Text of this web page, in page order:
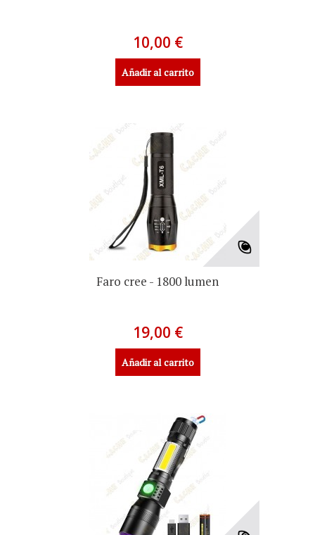
10,00 €
Añadir al carrito
Faro cree - 1800 lumen
19,00 €
Añadir al carrito